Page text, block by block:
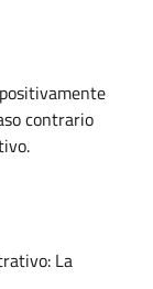
contrario
La